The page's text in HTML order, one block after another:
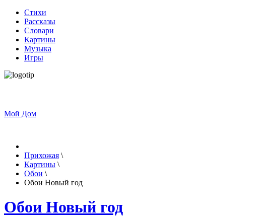
Стихи
Рассказы
Словари
Картины
Музыка
Игры
Мой Дом
Прихожая \
Картины \
Обои \
Обои Новый год
Обои Новый год